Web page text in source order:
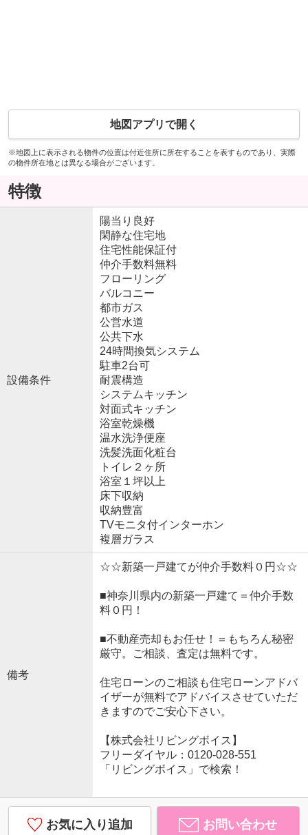
地図アプリで開く
※地図上に表示される物件の位置は付近住所に所在することを表すものであり、実際
の物件所在地とは異なる場合がございます。
特徴
設備条件
陽当り良好
閑静な住宅地
住宅性能保証付
仲介手数料無料
フローリング
バルコニー
都市ガス
公営水道
公共下水
24時間換気システム
駐車2台可
耐震構造
システムキッチン
対面式キッチン
浴室乾燥機
温水洗浄便座
洗髪洗面化粧台
トイレ２ヶ所
浴室１坪以上
床下収納
収納豊富
TVモニタ付インターホン
複層ガラス
備考
☆☆新築一戸建てが仲介手数料０円☆☆
■神奈川県内の新築一戸建て＝仲介手数
料０円！
■不動産売却もお任せ！＝もちろん秘密
厳守。ご相談、査定は無料です。
住宅ローンのご相談も住宅ローンアドバ
イザーが無料でアドバイスさせていただ
きますのでご安心下さい。
【株式会社リビングボイス】
フリーダイヤル：0120-028-551
「リビングボイス」で検索！
お気に入り追加 お問い合わせ